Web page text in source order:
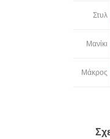
Στυλ
Μανίκι
Μάκρος